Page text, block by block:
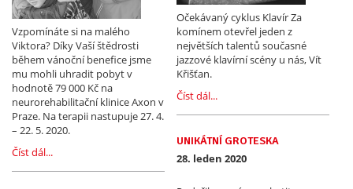
Očekávaný cyklus Klavír Za
komínem otevřel jeden z
největších talentů současné
jazzové klavírní scény u nás, Vít
Křišťan.
Číst dál...
Vzpomínáte si na malého
Viktora? Díky Vaší štědrosti
během vánoční benefice jsme
mu mohli uhradit pobyt v
hodnotě 79 000 Kč na
neurorehabilitační klinice Axon v
Praze. Na terapii nastupuje 27. 4.
– 22. 5. 2020.
Číst dál...
UNIKÁTNÍ GROTESKA
28. leden 2020